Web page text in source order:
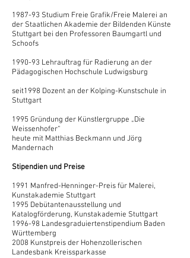
1987-93 Studium Freie Grafik/Freie Malerei an
der Staatlichen Akademie der Bildenden Künste
Stuttgart bei den Professoren Baumgartl und
Schoofs
1990-93 Lehrauftrag für Radierung an der
Pädagogischen Hochschule Ludwigsburg
seit1998 Dozent an der Kolping-Kunstschule in
Stuttgart
1995 Gründung der Künstlergruppe „Die
Weissenhofer“
heute mit Matthias Beckmann und Jörg
Mandernach
Stipendien und Preise
1991 Manfred-Henninger-Preis für Malerei,
Kunstakademie Stuttgart
1995 Debütantenausstellung und
Katalogförderung, Kunstakademie Stuttgart
1996-98 Landesgraduiertenstipendium Baden
Württemberg
2008 Kunstpreis der Hohenzollerischen
Landesbank Kreissparkasse